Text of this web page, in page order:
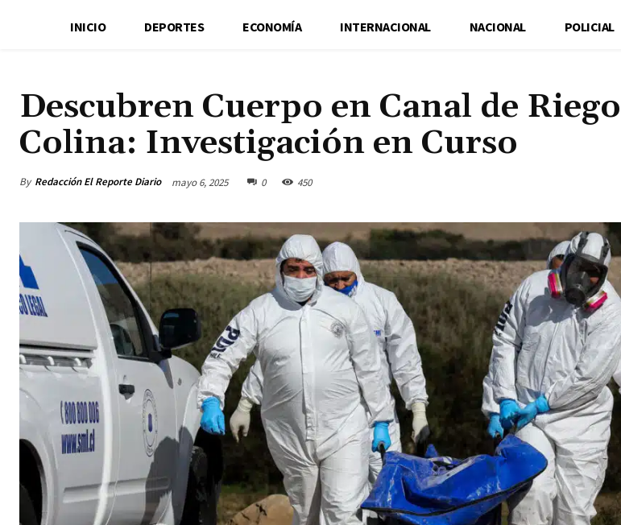
INICIO DEPORTES ECONOMÍA INTERNACIONAL NACIONAL POLICIAL
Descubren Cuerpo en Canal de
Colina: Investigación en Curso
By Redacción El Reporte Diario mayo 6, 2025 0 450